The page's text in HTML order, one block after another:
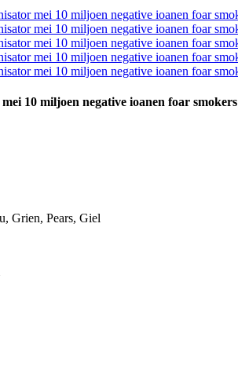
10 miljoen negative ioanen foar smokers
Grien, Pears, Giel